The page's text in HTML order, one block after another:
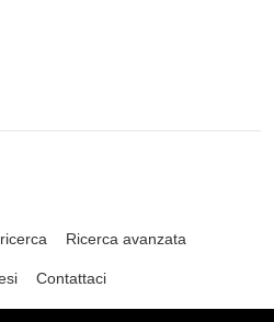
Ricerca avanzata
Contattaci